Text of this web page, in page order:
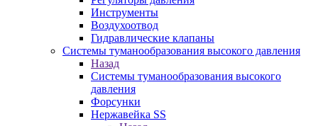
Инструменты
Воздухоотвод
Гидравлические клапаны
Системы туманообразования высокого давления
Назад
Системы туманообразования высокого
давления
Форсунки
Нержавейка SS